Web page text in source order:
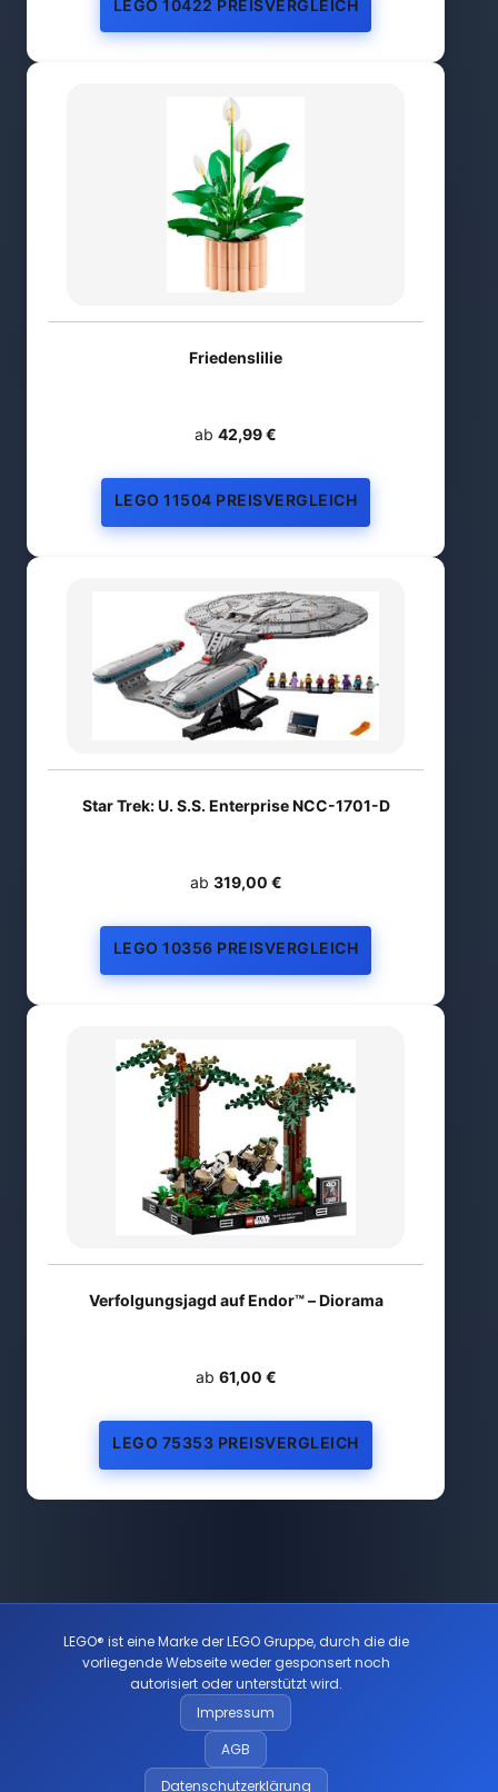
LEGO 10422 PREISVERGLEICH
Friedenslilie
ab 42,99 €
LEGO 11504 PREISVERGLEICH
Star Trek: U. S.S. Enterprise NCC-1701-D
ab 319,00 €
LEGO 10356 PREISVERGLEICH
Verfolgungsjagd auf Endor™ – Diorama
ab 61,00 €
LEGO 75353 PREISVERGLEICH
LEGO® ist eine Marke der LEGO Gruppe, durch die die
vorliegende Webseite weder gesponsert noch
autorisiert oder unterstützt wird.
Impressum
AGB
Datenschutzerklärung